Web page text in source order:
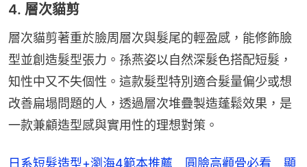
4. 層次貓剪
層次貓剪著重於臉周層次與髮尾的輕盈感，能修飾臉
型並創造髮型張力。孫燕姿以自然深髮色搭配短髮，
知性中又不失個性。這款髮型特別適合髮量偏少或想
改善扁塌問題的人，透過層次堆疊製造蓬鬆效果，是
一款兼顧造型感與實用性的理想對策。
日系短髮造型+瀏海4範本推薦 圓臉高顴骨必看 顯